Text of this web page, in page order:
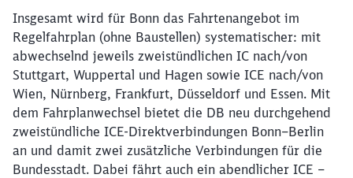
Insgesamt wird für Bonn das Fahrtenangebot im
Regelfahrplan (ohne Baustellen) systematischer: mit
abwechselnd jeweils zweistündlichen IC nach/von
Stuttgart, Wuppertal und Hagen sowie ICE nach/von
Wien, Nürnberg, Frankfurt, Düsseldorf und Essen. Mit
dem Fahrplanwechsel bietet die DB neu durchgehend
zweistündliche ICE-Direktverbindungen Bonn–Berlin
an und damit zwei zusätzliche Verbindungen für die
Bundesstadt. Dabei fährt auch ein abendlicher ICE –